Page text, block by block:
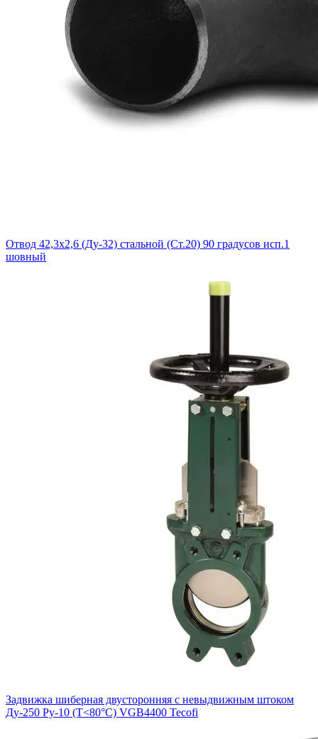
Отвод 42,3х2,6 (Ду-32) стальной (Ст.20) 90 градусов исп.1
шовный
Задвижка шиберная двусторонняя с невыдвижным штоком
Ду-250 Ру-10 (Т<80°С) VGB4400 Tecofi